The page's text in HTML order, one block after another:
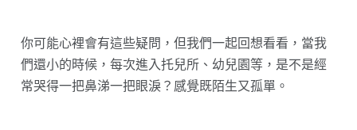
你可能心裡會有這些疑問，但我們一起回想看看，當我
們還小的時候，每次進入托兒所、幼兒園等，是不是經
常哭得一把鼻涕一把眼淚？感覺既陌生又孤單。